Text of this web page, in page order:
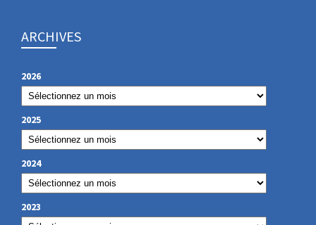
ARCHIVES
2026
2025
2024
2023